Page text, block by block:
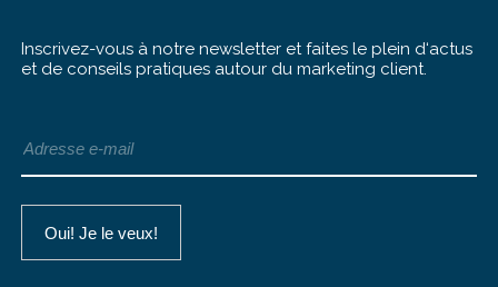
Inscrivez-vous à notre newsletter et faites le plein d‘actus
et de conseils pratiques autour du marketing client.